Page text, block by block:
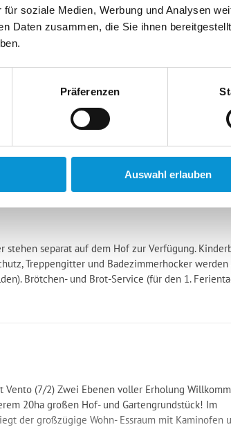
soziale Medien, Werbung und Analysen
Daten zusammen, die Sie ihnen
Präferenzen
Auswahl erlauben
Frühstück möglich
stehen separat auf dem Hof zur Verfügung.
Treppengitter und Badezimmerhocker werden
Brötchen- und Brot-Service (für den 1.
Vento (7/2) Zwei Ebenen voller Erholung
20ha großen Hof- und Gartengrundstück! Im
der großzügige Wohn- Essraum mit Kaminofen